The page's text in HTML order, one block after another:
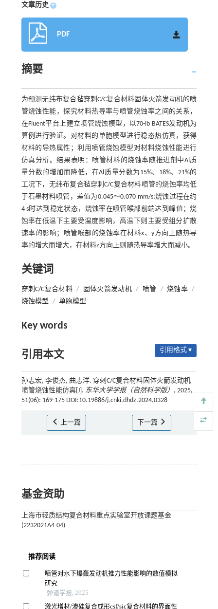
文章历史 +
PDF
摘要
为预测无纬布复合毡穿刺C/C复合材料固体火箭发动机的喷
管烧蚀性能，探究材料热导率与喷管烧蚀率之间的关系，
在Fluent平台上建立喷管烧蚀模型，以70-lb BATES发动机为
算例进行验证。对材料的单胞模型进行稳态热仿真，获得
材料的导热属性；利用喷管烧蚀模型对材料烧蚀性能进行
仿真分析。结果表明：喷管材料的烧蚀率随推进剂中Al质
量分数的增加而降低，在Al质量分数为15%、18%、21%的
工况下，无纬布复合毡穿刺C/C复合材料喷管的烧蚀率均低
于石墨材料喷管，差值为0.045～0.070 mm/s;烧蚀过程在约
4 s时达到稳定状态，烧蚀率在喷管喉部前端达到峰值；烧
蚀率在低温下主要受温度影响，高温下则主要受组分扩散
速率的影响；喷管喉部的烧蚀率在材料x、y方向上随热导
率的增大而增大，在材料z方向上则随热导率增大而减小。
关键词
穿刺C/C复合材料 / 固体火箭发动机 / 喷管 / 烧蚀率 /
烧蚀模型 / 单胞模型
Key words
引用本文 引用格式 ▾
孙志宏, 李俊杰, 曲志洋. 穿刺C/C复合材料固体火箭发动机
喷管烧蚀性能仿真[J]. 东华大学学报（自然科学版） , 2025,
51(06): 169-175 DOI:10.19886/j.cnki.dhdz.2024.0328
上一篇 下一篇
基金资助
上海市轻质结构复合材料重点实验室开放课题基金
(2232021A4-04)